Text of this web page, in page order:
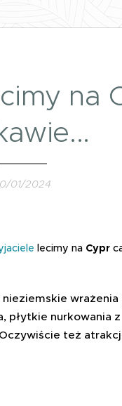
na
01/2024
lecimy na Cypr
wrażenia
płytkie nurkowania z
też